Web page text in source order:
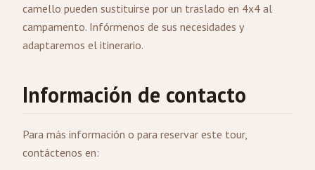
camello pueden sustituirse por un traslado en 4x4 al
campamento. Infórmenos de sus necesidades y
adaptaremos el itinerario.
Información de contacto
Para más información o para reservar este tour,
contáctenos en: